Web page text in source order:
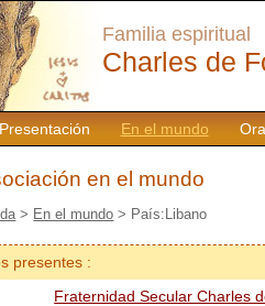
Presentación En el mundo
Familia espiritual
Charles de
en el mundo
> En el mundo > País:Libano
presentes :
Fraternidad Secular Charles